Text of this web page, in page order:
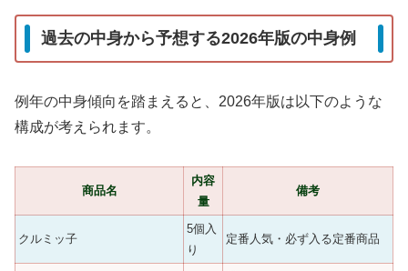
過去の中身から予想する2026年版の中身例
例年の中身傾向を踏まえると、2026年版は以下のような
構成が考えられます。
商品名
内容
量
備考
クルミッ子
5個入
り
定番人気・必ず入る定番商品